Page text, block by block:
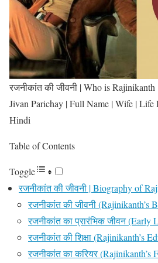
रजनीकांत की जीवनी | Who is
Jivan Parichay | Full Name | Wife |
Hindi
Table of Contents
Toggle
रजनीकांत की जीवनी | Biography of
रजनीकांत की जीवनी (Rajinikanth’s
रजनीकांत का प्रारंभिक जीवन (Early
रजनीकांत की शिक्षा (Rajinikanth’s
रजनीकांत का करियर (Rajinikanth’s